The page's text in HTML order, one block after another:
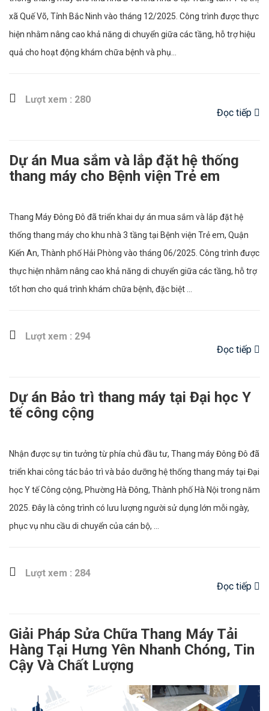
xã Quế Võ, Tỉnh Bắc Ninh vào tháng 12/2025. Công trình được thực
hiện nhằm nâng cao khả năng di chuyển giữa các tầng, hỗ trợ hiệu
quả cho hoạt động khám chữa bệnh và phụ...
Lượt xem : 280
Đọc tiếp
Dự án Mua sắm và lắp đặt hệ thống
thang máy cho Bệnh viện Trẻ em
Thang Máy Đông Đô đã triển khai dự án mua sắm và lắp đặt hệ
thống thang máy cho khu nhà 3 tầng tại Bệnh viện Trẻ em, Quận
Kiến An, Thành phố Hải Phòng vào tháng 06/2025. Công trình được
thực hiện nhằm nâng cao khả năng di chuyển giữa các tầng, hỗ trợ
tốt hơn cho quá trình khám chữa bệnh, đặc biệt ...
Lượt xem : 294
Đọc tiếp
Dự án Bảo trì thang máy tại Đại học Y
tế công cộng
Nhận được sự tin tưởng từ phía chủ đầu tư, Thang máy Đông Đô đã
triển khai công tác bảo trì và bảo dưỡng hệ thống thang máy tại Đại
học Y tế Công cộng, Phường Hà Đông, Thành phố Hà Nội trong năm
2025. Đây là công trình có lưu lượng người sử dụng lớn mỗi ngày,
phục vụ nhu cầu di chuyển của cán bộ, ...
Lượt xem : 284
Đọc tiếp
Giải Pháp Sửa Chữa Thang Máy Tải
Hàng Tại Hưng Yên Nhanh Chóng, Tin
Cậy Và Chất Lượng